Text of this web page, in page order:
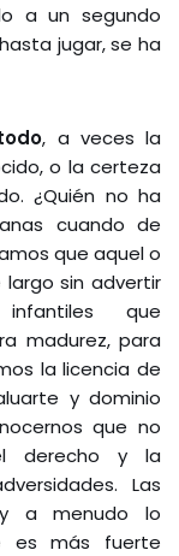
a un segundo
jugar, se ha
, a veces la
o la certeza
¿Quién no ha
cuando de
que aquel o
sin advertir
que
madurez, para
la licencia de
y dominio
que no
derecho y la
Las
y a menudo lo
es más fuerte